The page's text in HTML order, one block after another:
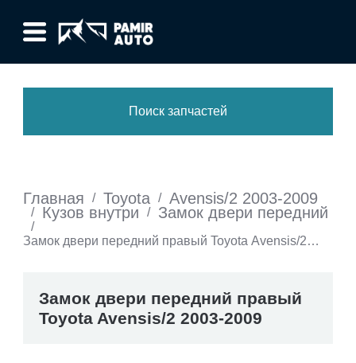
Поиск запчастей
Главная / Toyota / Avensis/2 2003-2009
/ Кузов внутри / Замок двери передний
/
Замок двери передний правый Toyota Avensis/2
Замок двери передний правый
Toyota Avensis/2 2003-2009